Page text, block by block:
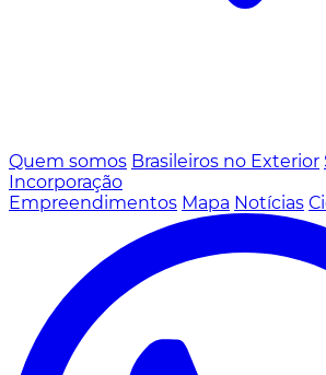
Quem somos Brasileiros no Exterior
Incorporação
Empreendimentos Mapa Notícias